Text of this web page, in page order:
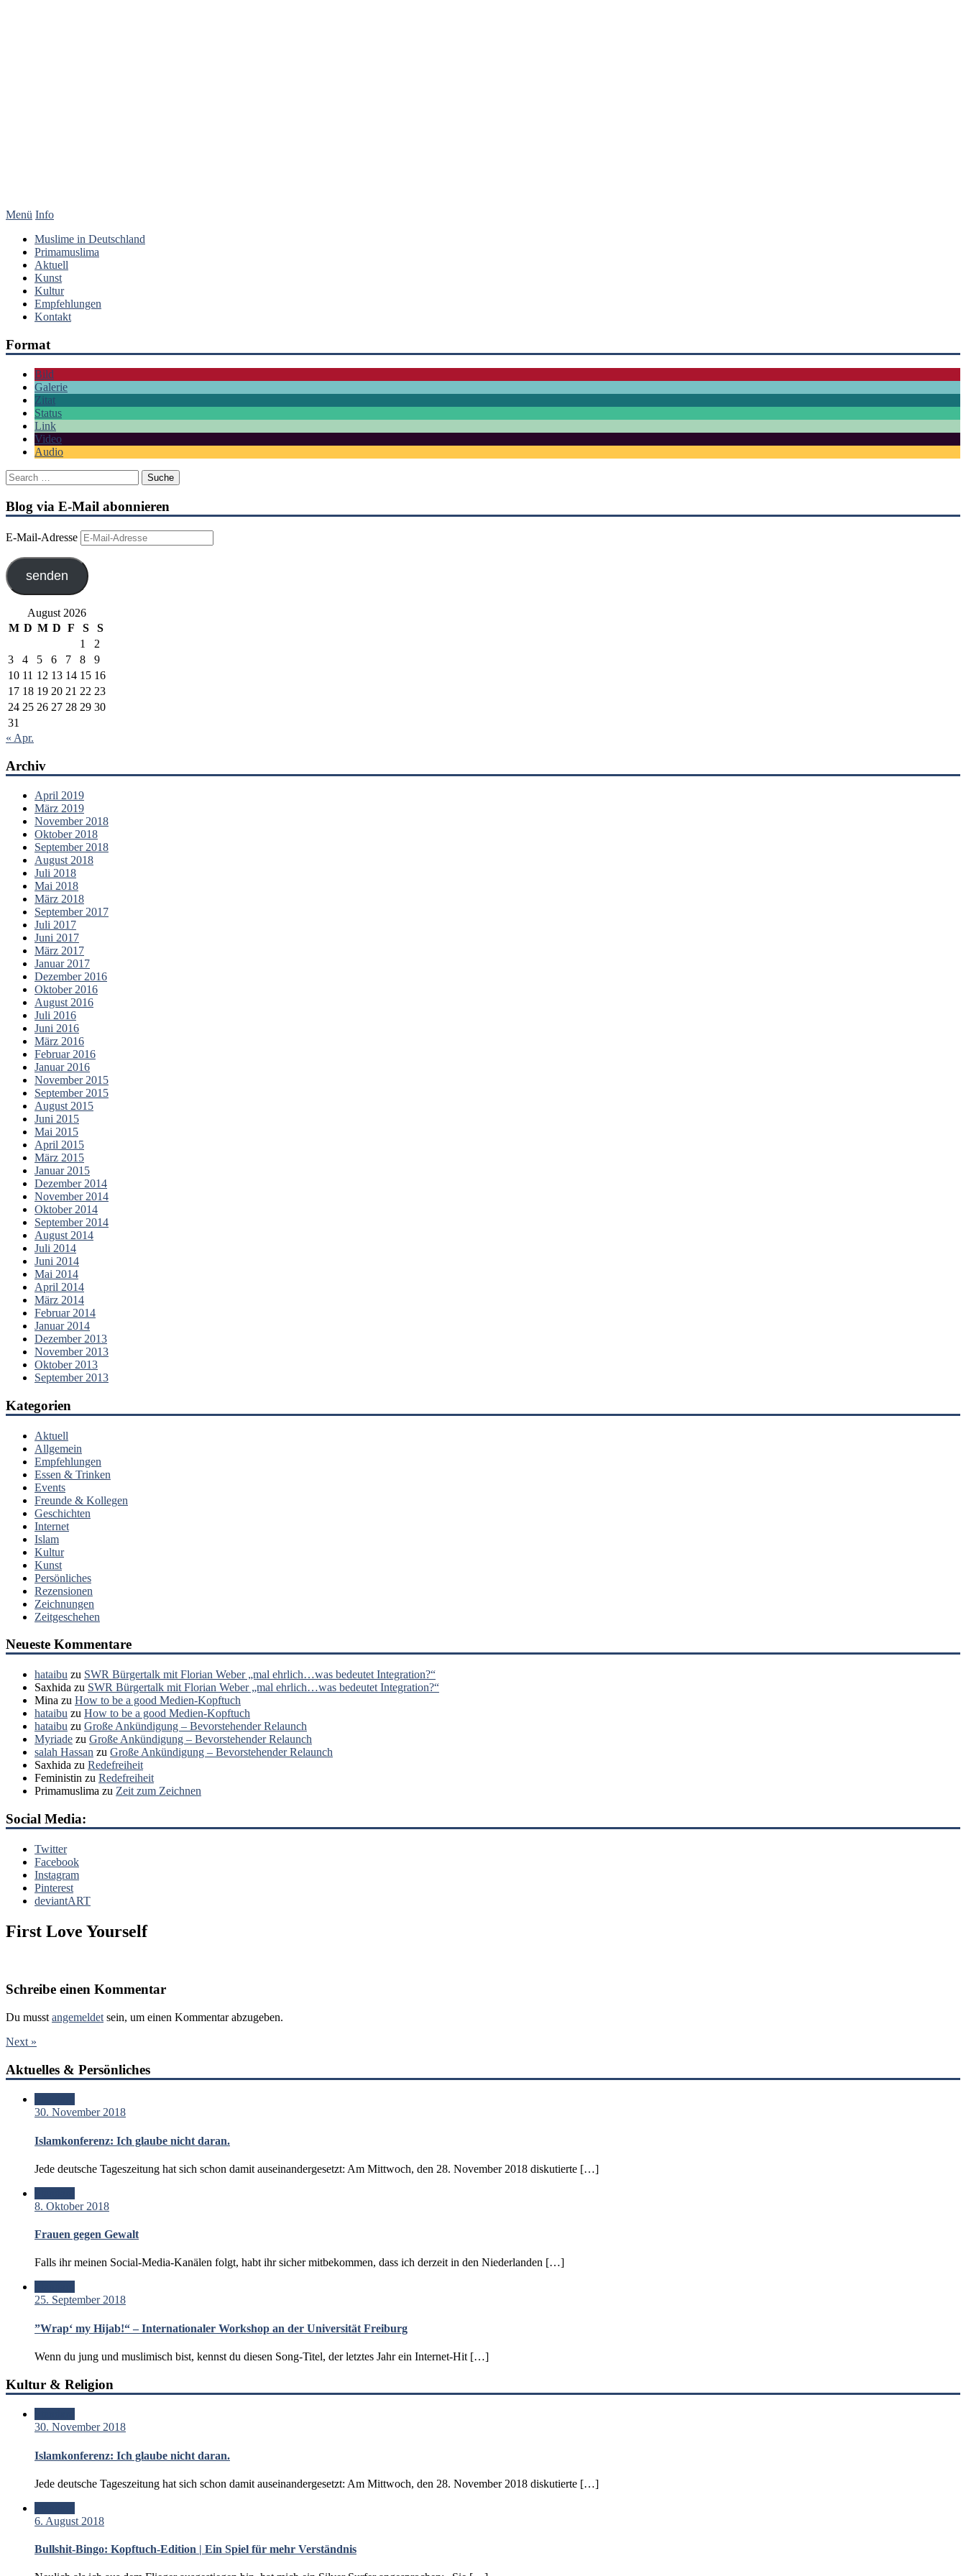
Menü Info
Muslime in Deutschland
Primamuslima
Aktuell
Kunst
Kultur
Empfehlungen
Kontakt
Format
Bild
Galerie
Zitat
Status
Link
Video
Audio
Blog via E-Mail abonnieren
E-Mail-Adresse
senden
August 2026
M D M D F S
S
1
2
3
4 5 6 7 8
9
10 11 12 13 14 15 16
17 18 19 20 21 22 23
24 25 26 27 28 29 30
31
« Apr.
Archiv
April 2019
März 2019
November 2018
Oktober 2018
September 2018
August 2018
Juli 2018
Mai 2018
März 2018
September 2017
Juli 2017
Juni 2017
März 2017
Januar 2017
Dezember 2016
Oktober 2016
August 2016
Juli 2016
Juni 2016
März 2016
Februar 2016
Januar 2016
November 2015
September 2015
August 2015
Juni 2015
Mai 2015
April 2015
März 2015
Januar 2015
Dezember 2014
November 2014
Oktober 2014
September 2014
August 2014
Juli 2014
Juni 2014
Mai 2014
April 2014
März 2014
Februar 2014
Januar 2014
Dezember 2013
November 2013
Oktober 2013
September 2013
Kategorien
Aktuell
Allgemein
Empfehlungen
Essen & Trinken
Events
Freunde & Kollegen
Geschichten
Internet
Islam
Kultur
Kunst
Persönliches
Rezensionen
Zeichnungen
Zeitgeschehen
Neueste Kommentare
hataibu zu SWR Bürgertalk mit Florian Weber „mal ehrlich…was bedeutet Integration?“
Saxhida zu SWR Bürgertalk mit Florian Weber „mal ehrlich…was bedeutet Integration?“
Mina zu How to be a good Medien-Kopftuch
hataibu zu How to be a good Medien-Kopftuch
hataibu zu Große Ankündigung – Bevorstehender Relaunch
Myriade zu Große Ankündigung – Bevorstehender Relaunch
salah Hassan zu Große Ankündigung – Bevorstehender Relaunch
Saxhida zu Redefreiheit
Feministin zu Redefreiheit
Primamuslima zu Zeit zum Zeichnen
Social Media:
Twitter
Facebook
Instagram
Pinterest
deviantART
First Love Yourself
Schreibe einen Kommentar
Du musst angemeldet sein, um einen Kommentar abzugeben.
Next »
Aktuelles & Persönliches
30. November 2018
Islamkonferenz: Ich glaube nicht daran.
Jede deutsche Tageszeitung hat sich schon damit auseinandergesetzt: Am Mittwoch, den 28. November 2018 diskutierte […]
8. Oktober 2018
Frauen gegen Gewalt
Falls ihr meinen Social-Media-Kanälen folgt, habt ihr sicher mitbekommen, dass ich derzeit in den Niederlanden […]
25. September 2018
”Wrap‘ my Hijab!“ – Internationaler Workshop an der Universität Freiburg
Wenn du jung und muslimisch bist, kennst du diesen Song-Titel, der letztes Jahr ein Internet-Hit […]
Kultur & Religion
30. November 2018
Islamkonferenz: Ich glaube nicht daran.
Jede deutsche Tageszeitung hat sich schon damit auseinandergesetzt: Am Mittwoch, den 28. November 2018 diskutierte […]
6. August 2018
Bullshit-Bingo: Kopftuch-Edition | Ein Spiel für mehr Verständnis